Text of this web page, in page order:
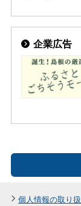
企業広告
個人情報の取り